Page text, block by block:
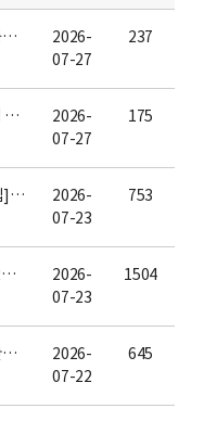
2026년 서울 AI 허브 X 현대백화점 오픈이노베이션 선정 결과 공고
2026-
07-27
237
2026년 서울 AI 허브 X 교보생명 오픈이노베이션 선정 결과 공고
2026-
07-27
175
[서울 AI 허브/선착순 2개사 모집] SWCC 스마트워크 컨택센터 공동관 참여기업 모집 안내(~7/31 18시까지)
2026-
07-23
753
[서울 AI 허브] AI Native CEO 2기 교육생 모집 공고 ~7/31(금) 23:59
2026-
07-23
1504
[서울 AI 허브] 2026 국제치안산업대전(KPEX 2026) 서울 AI 허브 공동관 참가기업 모집안내
2026-
07-22
645